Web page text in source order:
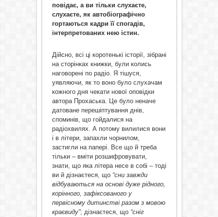
повідає, а ви тільки слухаєте,
слухаєте, як автобіографічно
гортаються кадри її спогадів,
інтерпретованих нею істин.
Дійсно, всі ці коротенькі історії, зібрані
на сторінках книжки, були колись
наговорені по радіо. Я тішуся,
уявляючи, як то воно було слухачам
кожного дня чекати нової оповідки
автора Прохаська. Це було неначе
датоване перешіптування днів,
споминів, що гойдалися на
радіохвилях. А потому вилилися вони
і в літери, запахли чорнилом,
застигли на папері. Все що й треба
тільки – вміти розшифровувати,
знати, що яка літера несе в собі – тоді
ви й дізнаєтеся, що “сни завжди
відбуваються на основі дуже рідного,
корінного, зафіксованого у
первісному дитинстві разом з мовою
краєвиду”; дізнаєтеся, що “сніг